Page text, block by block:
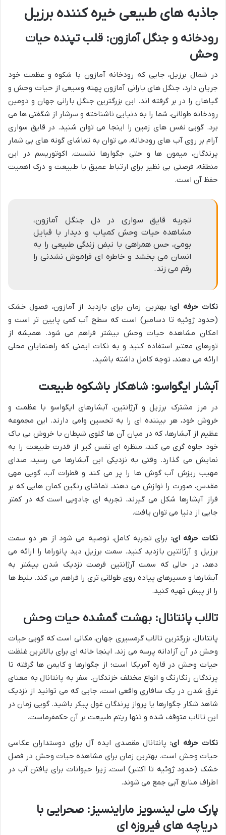
جاذبه های طبیعی خیره کننده برزیل
رودخانه و جنگل آمازون: قلب تپنده حیات
وحش
در شمال برزیل، جایی که رودخانه آمازون با شکوه و عظمت خود
جریان دارد، جنگل های بارانی آمازون پهنه وسیعی از حیات وحش و
گیاهان را در بر گرفته اند. این بزرگترین جنگل بارانی جهان و دومین
رودخانه طولانی، شما را به دنیایی ناشناخته و سرشار از شگفتی ها می
برد. گویی نفس های زمین را اینجا می توان شنید. در قایق سواری
آرام بر روی آب های رودخانه، می توان به تماشای گونه های بی شمار
پرندگان، میمون ها و حتی جگوارها نشست. اکوتوریسم در این
منطقه، فرصتی بی نظیر برای ارتباط عمیق با طبیعت و درک اهمیت
حفظ آن است.
تجربه قایق سواری در دل جنگل آمازون،
مشاهده حیات وحش کمیاب و دیدار با قبایل
بومی، حس همراهی با نبض زندگی طبیعی را به
انسان می بخشد و خاطره ای فراموش نشدنی را
رقم می زند.
نکات حرفه ای:بهترین زمان برای بازدید از آمازون، فصول خشک
(حدود ژوئیه تا دسامبر) است که سطح آب کمی پایین تر است و
امکان مشاهده حیات وحش بیشتر فراهم می شود. همیشه از
تورهای معتبر استفاده کنید و به نکات ایمنی که راهنمایان محلی
ارائه می دهند، توجه کامل داشته باشید.
آبشار ایگواسو: شاهکار باشکوه طبیعت
در مرز مشترک برزیل و آرژانتین، آبشارهای ایگواسو با عظمت و
خروش خود، هر بیننده ای را به تحسین وامی دارند. این مجموعه
عظیم از آبشارها، که در میان آن ها گلوی شیطان با خروش بی باک
خود جلوه گری می کند، منظره ای نفس گیر از قدرت طبیعت را به
نمایش می گذارد. وقتی به نزدیکی این آبشارها می رسید، صدای
مهیب ریزش آب گوش ها را پر می کند و قطرات آب، گویی مهی
مقدس، صورت را نوازش می دهند. تماشای رنگین کمان هایی که بر
فراز آبشارها شکل می گیرند، تجربه ای جادویی است که در کمتر
جایی از دنیا می توان یافت.
نکات حرفه ای: برای تجربه کامل، توصیه می شود از هر دو سمت
برزیل و آرژانتین بازدید کنید. سمت برزیل دید پانوراما را ارائه می
دهد، در حالی که سمت آرژانتین فرصت نزدیک شدن بیشتر به
آبشارها و مسیرهای پیاده روی طولانی تری را فراهم می کند. بلیط ها
را از پیش تهیه کنید.
تالاب پانتانال: بهشت گمشده حیات وحش
پانتانال، بزرگترین تالاب گرمسیری جهان، مکانی است که گویی حیات
وحش در آن آزادانه پرسه می زند. اینجا خانه ای برای بالاترین غلظت
حیات وحش در قاره آمریکا است؛ از جگوارها و کایمن ها گرفته تا
پرندگان رنگارنگ و انواع مختلف خزندگان. سفر به پانتانال به معنای
غرق شدن در یک سافاری واقعی است، جایی که می توانید از نزدیک
شاهد شکار جگوارها یا پرواز پرندگان غول پیکر باشید. گویی زمان در
این تالاب متوقف شده و تنها ریتم طبیعت بر آن حکمفرماست.
نکات حرفه ای:پانتانال مقصدی ایده آل برای دوستداران عکاسی
حیات وحش است. بهترین زمان برای مشاهده حیات وحش در فصل
خشک (حدود ژوئیه تا اکتبر) است، زیرا حیوانات برای یافتن آب در
اطراف منابع آبی جمع می شوند.
پارک ملی لینسویز ماراینسیز: صحرایی با
دریاچه های فیروزه ای